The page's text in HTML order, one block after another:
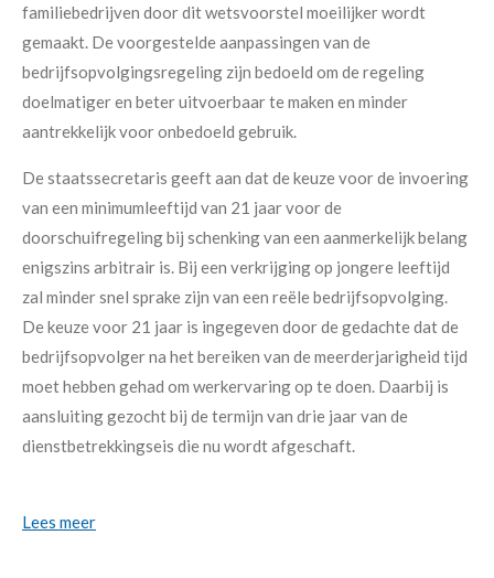
familiebedrijven door dit wetsvoorstel moeilijker wordt
gemaakt. De voorgestelde aanpassingen van de
bedrijfsopvolgingsregeling zijn bedoeld om de regeling
doelmatiger en beter uitvoerbaar te maken en minder
aantrekkelijk voor onbedoeld gebruik.
De staatssecretaris geeft aan dat de keuze voor de invoering
van een minimumleeftijd van 21 jaar voor de
doorschuifregeling bij schenking van een aanmerkelijk belang
enigszins arbitrair is. Bij een verkrijging op jongere leeftijd
zal minder snel sprake zijn van een reële bedrijfsopvolging.
De keuze voor 21 jaar is ingegeven door de gedachte dat de
bedrijfsopvolger na het bereiken van de meerderjarigheid tijd
moet hebben gehad om werkervaring op te doen. Daarbij is
aansluiting gezocht bij de termijn van drie jaar van de
dienstbetrekkingseis die nu wordt afgeschaft.
Lees meer